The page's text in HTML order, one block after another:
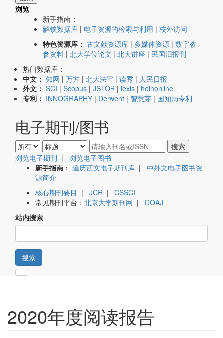
浏览
新手指南：
解锁数据库 | 电子资源的检索与利用 | 校外访问
特色资源库： 古文献资源库 | 多媒体资源 | 数字教
参资料 | 北大学位论文 | 北大讲座 | 民国旧报刊
热门数据库：
中文： 知网 | 万方 | 北大法宝 | 读秀 | 人民日报
外文： SCI | Scopus | JSTOR | lexis | heinonline
专利： INNOGRAPHY | Derwent | 智慧芽 | 国知局专利
电子期刊/图书
浏览电子期刊 | 浏览电子图书
新手指南 ： 遍历西文电子期刊库 | 中外文电子图书资
源简介
核心期刊要目 | JCR | CSSCI
常见期刊平台： 北京大学期刊网 | DOAJ
站内搜索
搜索
2020年度阅读报告